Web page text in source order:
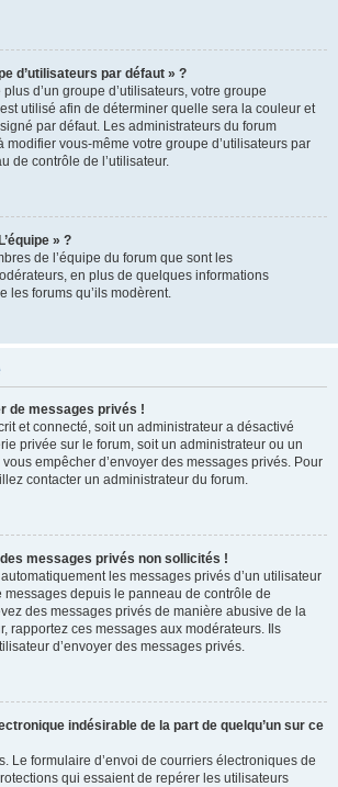
d’utilisateurs par défaut » ?
d’un groupe d’utilisateurs, votre groupe
utilisé afin de déterminer quelle sera la couleur et
par défaut. Les administrateurs du forum
modifier vous-même votre groupe d’utilisateurs par
de contrôle de l’utilisateur.
» ?
de l’équipe du forum que sont les
en plus de quelques informations
les forums qu’ils modèrent.
de messages privés !
et connecté, soit un administrateur a désactivé
privée sur le forum, soit un administrateur ou un
empêcher d’envoyer des messages privés. Pour
contacter un administrateur du forum.
messages privés non sollicités !
les messages privés d’un utilisateur
depuis le panneau de contrôle de
des messages privés de manière abusive de la
rapportez ces messages aux modérateurs. Ils
d’envoyer des messages privés.
indésirable de la part de quelqu’un sur ce
Le formulaire d’envoi de courriers électroniques de
qui essaient de repérer les utilisateurs